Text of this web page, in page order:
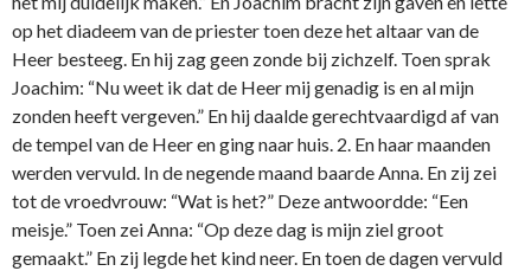
op het diadeem van de priester toen deze het altaar van de
Heer besteeg. En hij zag geen zonde bij zichzelf. Toen sprak
Joachim: “Nu weet ik dat de Heer mij genadig is en al mijn
zonden heeft vergeven.” En hij daalde gerechtvaardigd af van
de tempel van de Heer en ging naar huis. 2. En haar maanden
werden vervuld. In de negende maand baarde Anna. En zij zei
tot de vroedvrouw: “Wat is het?” Deze antwoordde: “Een
meisje.” Toen zei Anna: “Op deze dag is mijn ziel groot
gemaakt.” En zij legde het kind neer. En toen de dagen vervuld